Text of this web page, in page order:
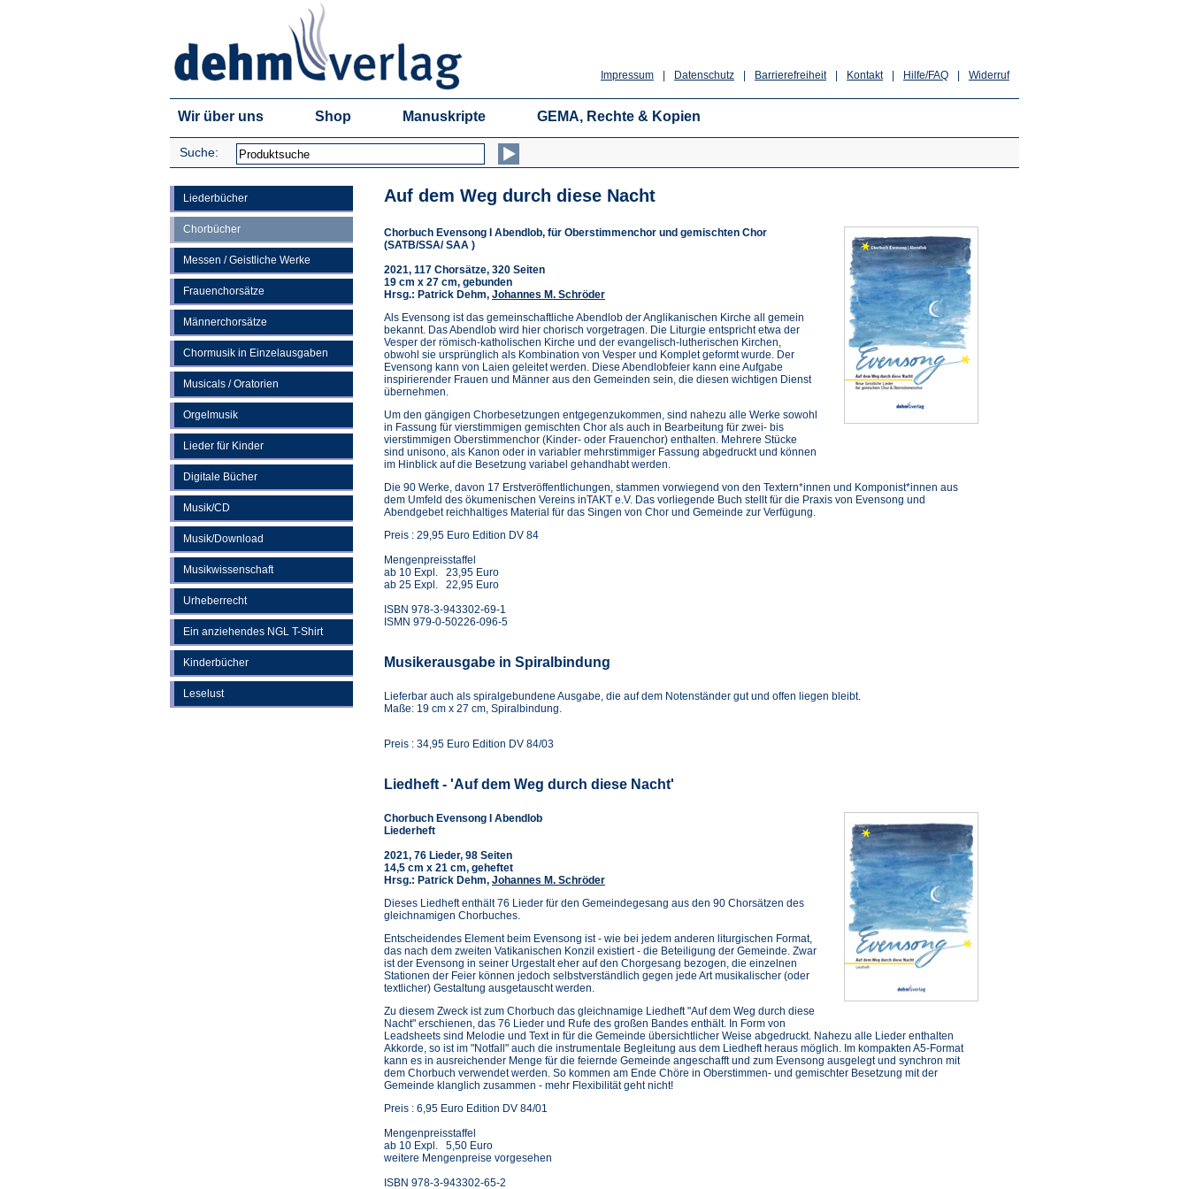
Widerruf
Hilfe/FAQ
Kontakt
Barrierefreiheit
Datenschutz
Impressum
Wir über uns Shop Manuskripte GEMA, Rechte & Kopien
Suche:
Liederbücher
Chorbücher
Messen / Geistliche Werke
Frauenchorsätze
Männerchorsätze
Chormusik in Einzelausgaben
Musicals / Oratorien
Orgelmusik
Lieder für Kinder
Digitale Bücher
Musik/CD
Musik/Download
Musikwissenschaft
Urheberrecht
Ein anziehendes NGL T-Shirt
Kinderbücher
Leselust
Auf dem Weg durch diese Nacht
Chorbuch Evensong I Abendlob, für Oberstimmenchor und gemischten Chor
(SATB/SSA/ SAA )
2021, 117 Chorsätze, 320 Seiten
19 cm x 27 cm, gebunden
Hrsg.: Patrick Dehm, Johannes M. Schröder
Als Evensong ist das gemeinschaftliche Abendlob der Anglikanischen Kirche all gemein
bekannt. Das Abendlob wird hier chorisch vorgetragen. Die Liturgie entspricht etwa der
Vesper der römisch-katholischen Kirche und der evangelisch-lutherischen Kirchen,
obwohl sie ursprünglich als Kombination von Vesper und Komplet geformt wurde. Der
Evensong kann von Laien geleitet werden. Diese Abendlobfeier kann eine Aufgabe
inspirierender Frauen und Männer aus den Gemeinden sein, die diesen wichtigen Dienst
übernehmen.
Um den gängigen Chorbesetzungen entgegenzukommen, sind nahezu alle Werke sowohl
in Fassung für vierstimmigen gemischten Chor als auch in Bearbeitung für zwei- bis
vierstimmigen Oberstimmenchor (Kinder- oder Frauenchor) enthalten. Mehrere Stücke
sind unisono, als Kanon oder in variabler mehrstimmiger Fassung abgedruckt und können
im Hinblick auf die Besetzung variabel gehandhabt werden.
Die 90 Werke, davon 17 Erstveröffentlichungen, stammen vorwiegend von den Textern*innen und Komponist*innen aus
dem Umfeld des ökumenischen Vereins inTAKT e.V. Das vorliegende Buch stellt für die Praxis von Evensong und
Abendgebet reichhaltiges Material für das Singen von Chor und Gemeinde zur Verfügung.
Preis : 29,95 Euro Edition DV 84
Mengenpreisstaffel
ab 10 Expl. 23,95 Euro
ab 25 Expl. 22,95 Euro
ISBN 978-3-943302-69-1
ISMN 979-0-50226-096-5
Musikerausgabe in Spiralbindung
Lieferbar auch als spiralgebundene Ausgabe, die auf dem Notenständer gut und offen liegen bleibt.
Maße: 19 cm x 27 cm, Spiralbindung.
Preis : 34,95 Euro Edition DV 84/03
Liedheft - 'Auf dem Weg durch diese Nacht'
Chorbuch Evensong I Abendlob
Liederheft
2021, 76 Lieder, 98 Seiten
14,5 cm x 21 cm, geheftet
Hrsg.: Patrick Dehm, Johannes M. Schröder
Dieses Liedheft enthält 76 Lieder für den Gemeindegesang aus den 90 Chorsätzen des
gleichnamigen Chorbuches.
Entscheidendes Element beim Evensong ist - wie bei jedem anderen liturgischen Format,
das nach dem zweiten Vatikanischen Konzil existiert - die Beteiligung der Gemeinde. Zwar
ist der Evensong in seiner Urgestalt eher auf den Chorgesang bezogen, die einzelnen
Stationen der Feier können jedoch selbstverständlich gegen jede Art musikalischer (oder
textlicher) Gestaltung ausgetauscht werden.
Zu diesem Zweck ist zum Chorbuch das gleichnamige Liedheft "Auf dem Weg durch diese
Nacht" erschienen, das 76 Lieder und Rufe des großen Bandes enthält. In Form von
Leadsheets sind Melodie und Text in für die Gemeinde übersichtlicher Weise abgedruckt. Nahezu alle Lieder enthalten
Akkorde, so ist im "Notfall" auch die instrumentale Begleitung aus dem Liedheft heraus möglich. Im kompakten A5-Format
kann es in ausreichender Menge für die feiernde Gemeinde angeschafft und zum Evensong ausgelegt und synchron mit
dem Chorbuch verwendet werden. So kommen am Ende Chöre in Oberstimmen- und gemischter Besetzung mit der
Gemeinde klanglich zusammen - mehr Flexibilität geht nicht!
Preis : 6,95 Euro Edition DV 84/01
Mengenpreisstaffel
ab 10 Expl. 5,50 Euro
weitere Mengenpreise vorgesehen
ISBN 978-3-943302-65-2